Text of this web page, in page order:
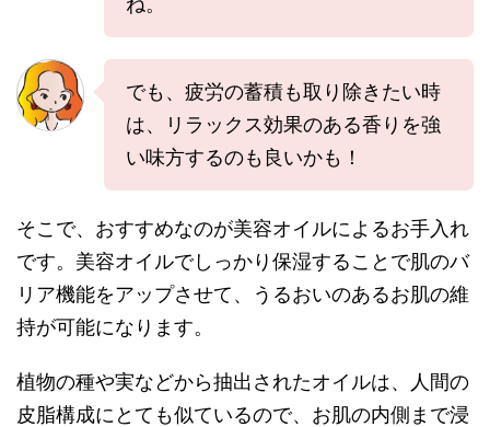
でも、疲労の蓄積も取り除きたい時
は、リラックス効果のある香りを強
い味方するのも良いかも！
そこで、おすすめなのが美容オイルによるお手入れ
です。美容オイルでしっかり保湿することで肌のバ
リア機能をアップさせて、うるおいのあるお肌の維
持が可能になります。
植物の種や実などから抽出されたオイルは、人間の
皮脂構成にとても似ているので、お肌の内側まで浸